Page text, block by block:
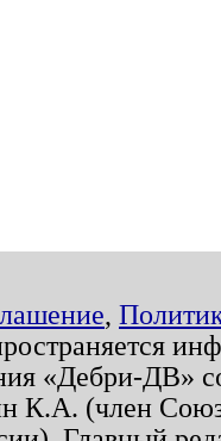
,
«Дебри-ДВ»
К.А. (член